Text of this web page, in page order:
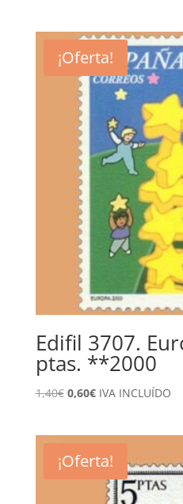
era:
5,00€.
es:
1,85€.
¡Oferta!
Edifil 3707.
ptas. **2000
1,40€ El
1,40€.
0,60€El
0,60€.
IVA INCLUÍDO
¡Oferta!